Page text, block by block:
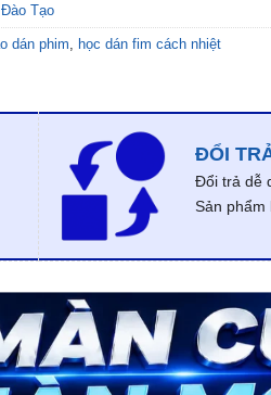
Đào Tạo
dán phim học dán fim cách nhiệt
ĐỔI
Đổi trả dễ
Sản phẩm